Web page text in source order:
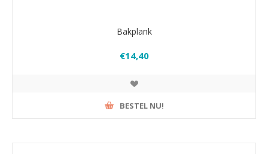
Bakplank
€14,40
BESTEL NU!